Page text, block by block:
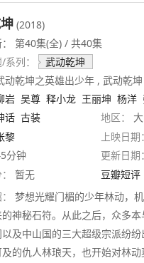
(2018)
第40集(全) / 共40集
列：
武动乾坤
动乾坤之英雄出少年 , 武动乾
岩 吴尊 释小龙 王丽坤 杨洋
话 古装 地区：
黎
上映日期
分钟
更新日期
暂无
豆瓣短评
梦想光耀门楣的少年林动，
神秘石符。从此之后，众多
及中山国的三大超级宗派纷
的仇人林琅天，也开始对林